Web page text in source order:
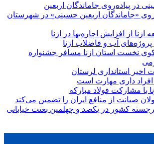
در پیاده‌روی جاماندگان اربعین
«جاماندگان اربعین حسینی» در شهرستان
ازنا از افزایش اجاره‌بها در ازنا
پروژه‌های آب و فاضلاب ازنا
نخست استان ازنا مسافر جشنواره
اخیر استانداری لرستان
افراد داری مهارت است
با مشارکت فولاد مبارکه
صیانت از منافع ایران را تضمین می‌کند
کشور در یکصد و چهلمین بعثت خیابانی